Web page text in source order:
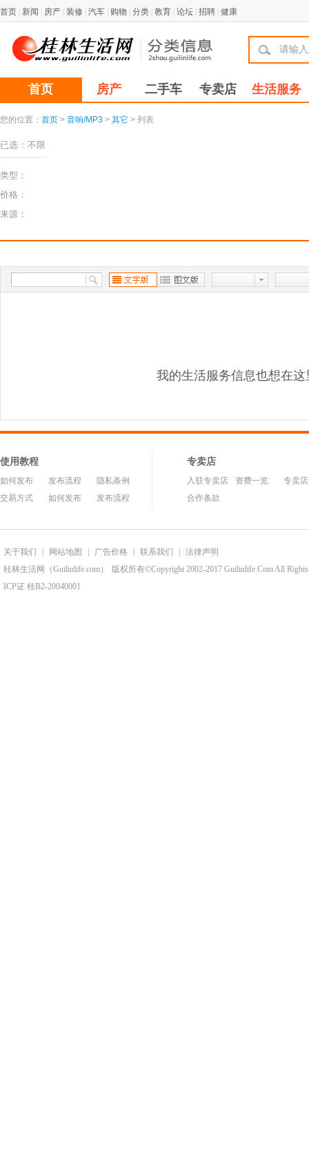
首页 新闻 房产 装修 汽车 购物 分类 教育 论坛 招聘 健康
首页 房产 二手车 专卖店 生活服务
您的位置： 首页 > 音响/MP3 > 其它 > 列表
已选： 不限
类型：
价格：
来源：
我的生活服务信息也想在这
使用教程
如何发布 发布流程
隐私条例
交易方式
如何发布 发布流程
专卖店
入驻专卖店 资费一览
专卖
合作条款
关于我们 网站地图 广告价格 联系我们
法律声明
桂林生活网（Guilinlife.com）
版权所有©Copyright 2002-2017 Guilinlife.Com All Rights
ICP证 桂B2-20040001